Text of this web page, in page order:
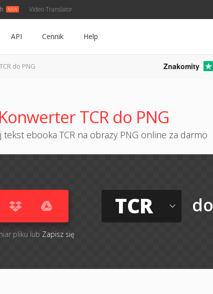
Video Translator
API Cennik Help
TCR do PNG Znakomity
Konwerter TCR do PNG
tekst ebooka TCR na obrazy PNG online za darmo
pliku lub Zapisz się
TCR do